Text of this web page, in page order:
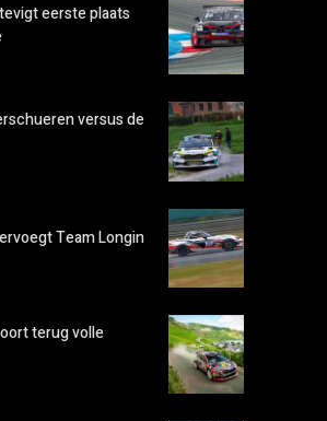
eerste plaats
versus de
Team Longin
terug volle